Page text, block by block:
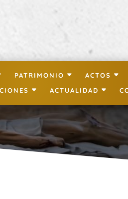
PATRIMONIO ACTOS
ACTUALIDAD